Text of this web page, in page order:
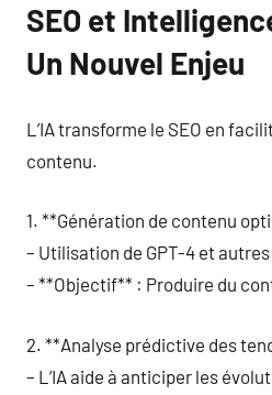
SEO et
Un Nouvel Enjeu
L’IA transforme le SEO en
contenu.
1. **Génération de contenu
– Utilisation de GPT-4 et
– **Objectif** : Produire du
2. **Analyse prédictive des
– L’IA aide à anticiper les